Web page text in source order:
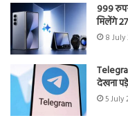
999
मिलेंगे
8 July
देखना
5 July